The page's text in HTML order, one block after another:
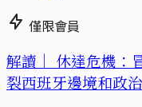
僅限會員
解讀｜ 休達危機：
裂西班牙邊境和政